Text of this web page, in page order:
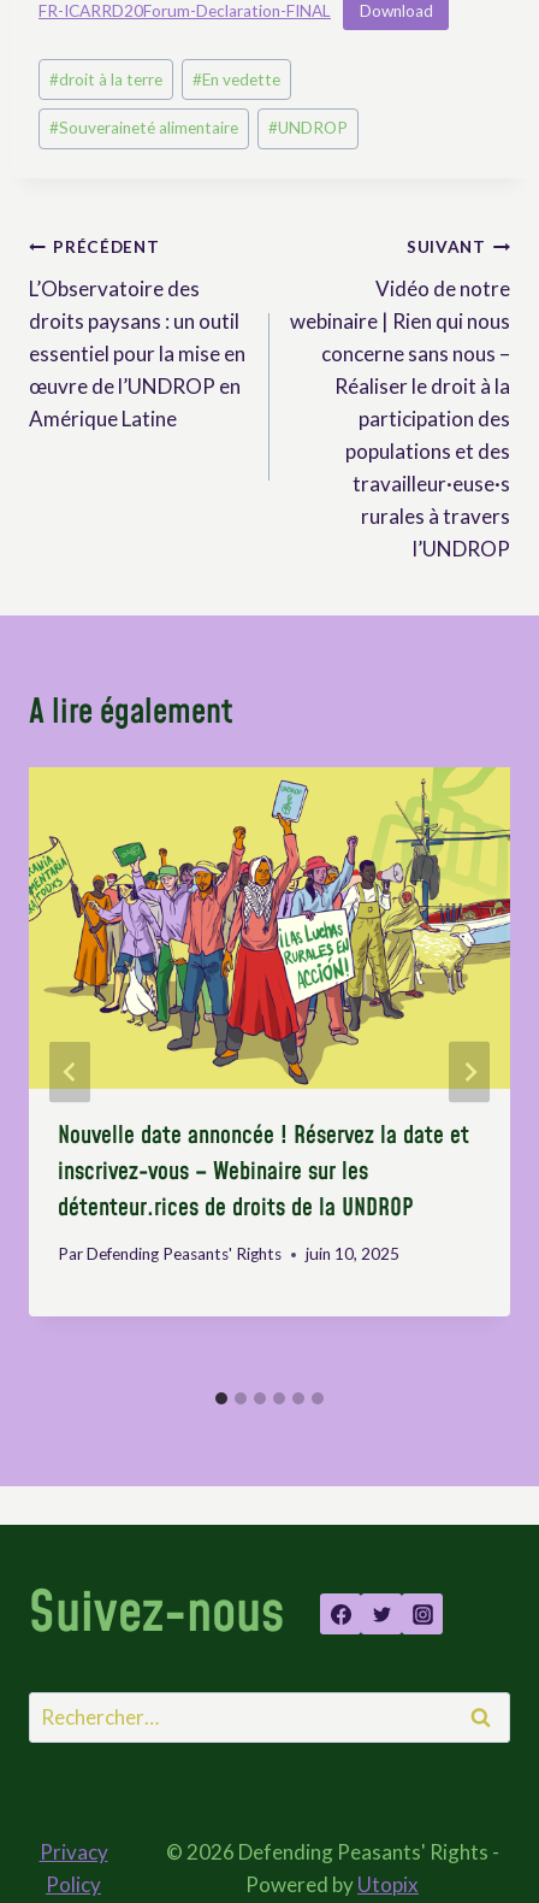
FR-ICARRD20Forum-Declaration-FINAL Download
Post
Tags:
#droit à la terre #En vedette
#Souveraineté alimentaire #UNDROP
Navigation
de
l’article
PRÉCÉDENT
L’Observatoire des
droits paysans : un outil
essentiel pour la mise en
œuvre de l’UNDROP en
Amérique Latine
SUIVANT
Vidéo de notre
webinaire | Rien qui nous
concerne sans nous –
Réaliser le droit à la
participation des
populations et des
travailleur·euse·s
rurales à travers
l’UNDROP
A lire également
Nouvelle date annoncée ! Réservez la date et
inscrivez-vous – Webinaire sur les
détenteur.rices de droits de la UNDROP
ParDefending Peasants' Rights juin 10, 2025
Suivez-nous
Rechercher :
Privacy
Policy
© 2026 Defending Peasants' Rights -
Powered byUtopix